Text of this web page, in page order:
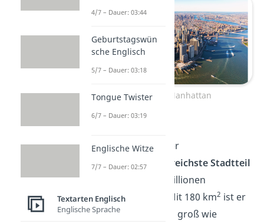
Stadtteil Manhattan
Brooklyn ist der
bevölkerungsreichsteStadtteil
mit über 2,5 Millionen
Einwohnern. Mit 180 km2 ist er
fast dreimal so groß wie
4/7 – Dauer: 03:44
Geburtstagswün
sche Englisch
5/7 – Dauer: 03:18
Tongue Twister
6/7 – Dauer: 03:19
Englische Witze
7/7 – Dauer: 02:57
Textarten Englisch
Englische Sprache